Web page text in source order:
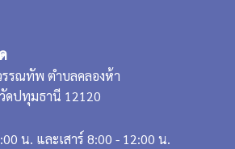
รณทัพ ตำบลคลองห้า
ดปทุมธานี 12120
น. และเสาร์ 8:00 - 12:00 น.